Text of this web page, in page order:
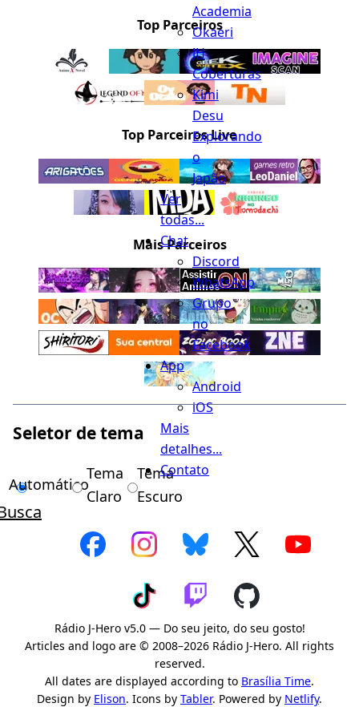
Academia
Okaeri
JH
Coberturas
Kimi
Desu
Explorando
o
Japão
Ver
todas...
Chat
Discord
WhatsApp
Grupo
no
Facebook
App
Android
iOS
Mais
detalhes...
Contato
Top Parceiros
Top Parceiros Live
Mais Parceiros
Seletor de tema
Automático
Tema
Claro
Tema
Escuro
Rádio J-Hero v5.0 — Do seu jeito, do seu gosto!
Articles and logo are © 2008–2026 Rádio J-Hero. All rights
reserved.
All dates are displayed according to Brasília Time.
Design by Elison. Icons by Tabler. Powered by Netlify.